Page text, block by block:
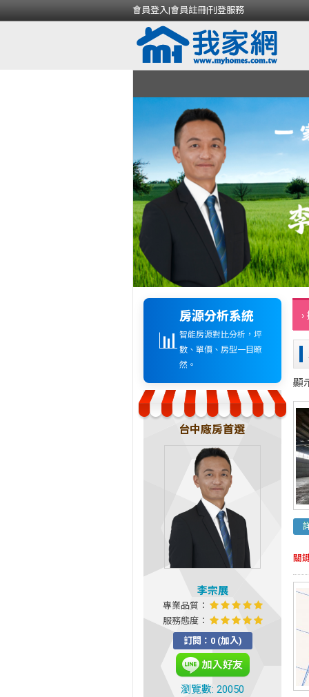
會員登入|會員註冊|刊登服務
📊
房源分析系統
智能房源對比分析，坪
數、單價、房型一目瞭
然。
台中廠房首選
李宗展
專業品質：
服務態度：
訂閱：0 (加入)
瀏覽數: 20050
›
顯
關